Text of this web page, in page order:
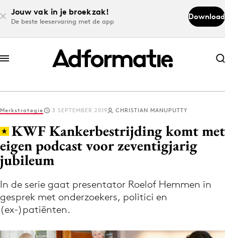
Jouw vak in je broekzak!
De beste leeservaring met de app
Download
Abonneer nu
Abonneer nu
Log in
Volg het laatste nieuws via de Adformatie
Nieuws app
Merkstrategie 3 SEPTEMBER 2019 CHRISTIAN MANUPUTTY
KWF Kankerbestrijding komt met
eigen podcast voor zeventigjarig
jubileum
In de serie gaat presentator Roelof Hemmen in
gesprek met onderzoekers, politici en
(ex-)patiënten.